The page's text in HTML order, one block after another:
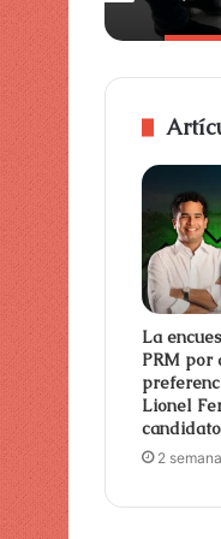
La
PRM por
Lionel
2